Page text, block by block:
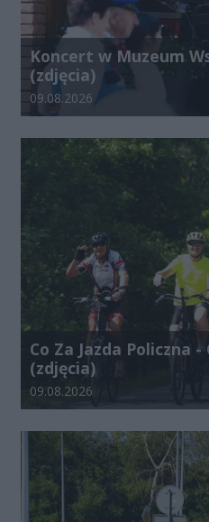
Koncert w Muzeum
(zdjęcia)
Data dodania galerii:
09.08.2026
Co Za Jazda Policzna -
(zdjęcia)
Data dodania galerii:
09.08.2026